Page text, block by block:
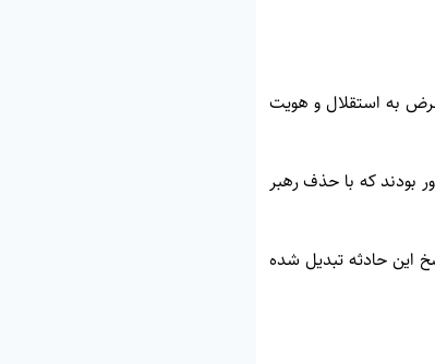
به استقلال و هویت
بودند که با حذف رهبر
این حادثه تبدیل شده